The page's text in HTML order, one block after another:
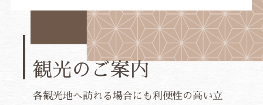
観光のご案内
各観光地へ訪れる場合にも利便性の高い立